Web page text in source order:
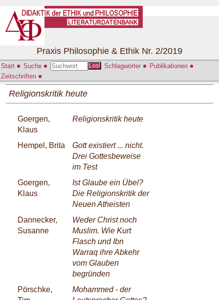
Start Suche Los! Schlagwörter
Publikationen
Zeitschriften
Praxis Philosophie & Ethik Nr. 2/2019
Religionskritik heute
Goergen,
Klaus
Religionskritik heute
Hempel, Brita
Gott existiert ... nicht.
Drei Gottesbeweise
im Test
Goergen,
Klaus
Ist Glaube ein Übel?
Die Religionskritik der
Neuen Atheisten
Dannecker,
Susanne
Weder Christ noch
Muslim. Wie Kurt
Flasch und Ibn
Warraq ihre Abkehr
vom Glauben
begründen
Pörschke,
Mohammed - der